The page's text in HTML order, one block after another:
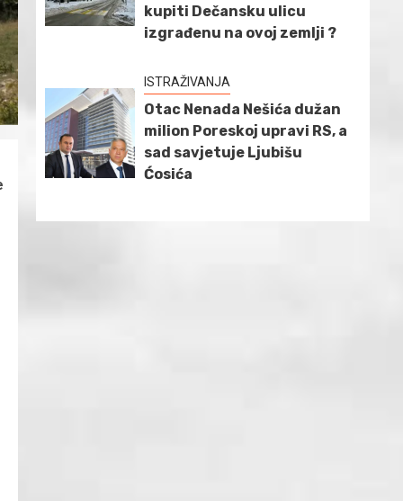
kupiti Dečansku ulicu
izgrađenu na ovoj zemlji ?
ISTRAŽIVANJA
Otac Nenada Nešića dužan
milion Poreskoj upravi RS, a
sad savjetuje Ljubišu
Ćosića